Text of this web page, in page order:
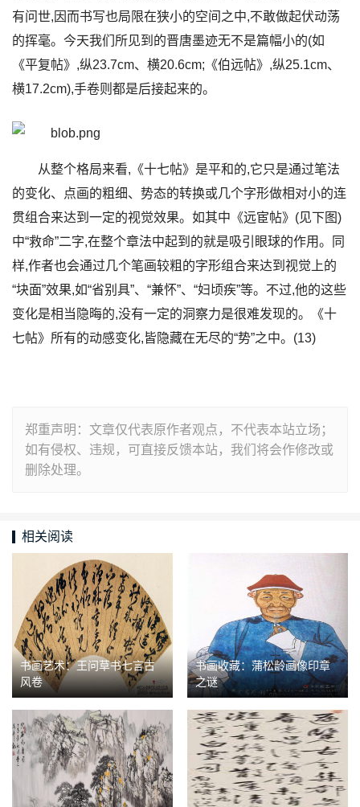
有问世,因而书写也局限在狭小的空间之中,不敢做起伏动荡
的挥毫。今天我们所见到的晋唐墨迹无不是篇幅小的(如
《平复帖》,纵23.7cm、横20.6cm;《伯远帖》,纵25.1cm、
横17.2cm),手卷则都是后接起来的。
从整个格局来看,《十七帖》是平和的,它只是通过笔法
的变化、点画的粗细、势态的转换或几个字形做相对小的连
贯组合来达到一定的视觉效果。如其中《远宦帖》(见下图)
中“救命”二字,在整个章法中起到的就是吸引眼球的作用。同
样,作者也会通过几个笔画较粗的字形组合来达到视觉上的
“块面”效果,如“省别具”、“兼怀”、“妇顷疾”等。不过,他的这些
变化是相当隐晦的,没有一定的洞察力是很难发现的。《十
七帖》所有的动感变化,皆隐藏在无尽的“势”之中。(13)
郑重声明：文章仅代表原作者观点，不代表本站立场；
如有侵权、违规，可直接反馈本站，我们将会作修改或
删除处理。
相关阅读
书画艺术：王问草书七言古
风卷
书画收藏：蒲松龄画像印章
之谜